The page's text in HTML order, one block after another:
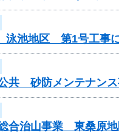
泳池地区 第1号工事
共 砂防メンテナン
合治山事業 東桑原